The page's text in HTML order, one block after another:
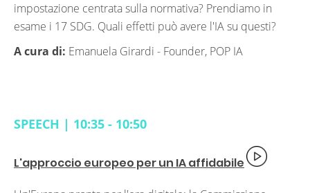
impostazione centrata sulla normativa? Prendiamo in
esame i 17 SDG. Quali effetti può avere l'IA su questi?
A cura di: Emanuela Girardi - Founder, POP IA
SPEECH | 10:35 - 10:50
L'approccio europeo per un IA affidabile